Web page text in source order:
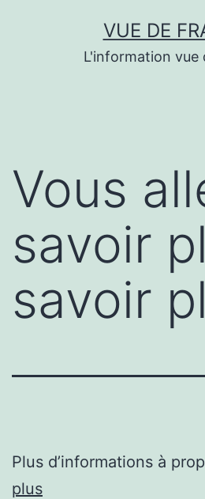
VUE DE
L'information vue
Vous
savoir
savoir
Plus d’informations à
plus